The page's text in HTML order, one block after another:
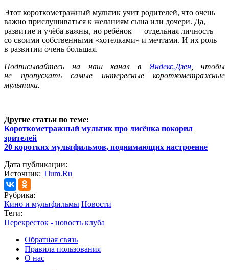
Этот короткометражный мультик учит родителей, что очень
важно прислушиваться к желаниям сына или дочери. Да,
развитие и учёба важны, но ребёнок — отдельная личность
со своими собственными «хотелками» и мечтами. И их роль
в развитии очень большая.
Подписывайтесь на наш канал в Яндекс.Дзен, чтобы
не пропускать самые интересные короткометражные
мультики.
Другие статьи по теме:
Короткометражный мультик про лисёнка покорил
зрителей
20 коротких мультфильмов, поднимающих настроение
Дата публикации:
Источник: Tlum.Ru
Рубрика:
Кино и мультфильмы Новости
Теги:
Перекресток - новость клуба
Обратная связь
Правила пользования
О нас